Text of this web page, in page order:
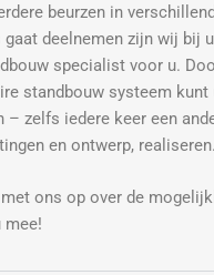
beurzen in
deelnemen zijn wij bij
specialist voor u.
standbouw systeem
– zelfs iedere keer een
en ontwerp, realiseren.
ons op over de
mee!